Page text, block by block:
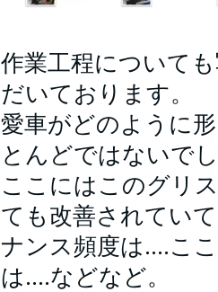
作業工程について
だいております。
愛車がどのように
とんどではないで
ここにはこのグリ
ても改善されてい
ナンス頻度は....こ
は....などなど。